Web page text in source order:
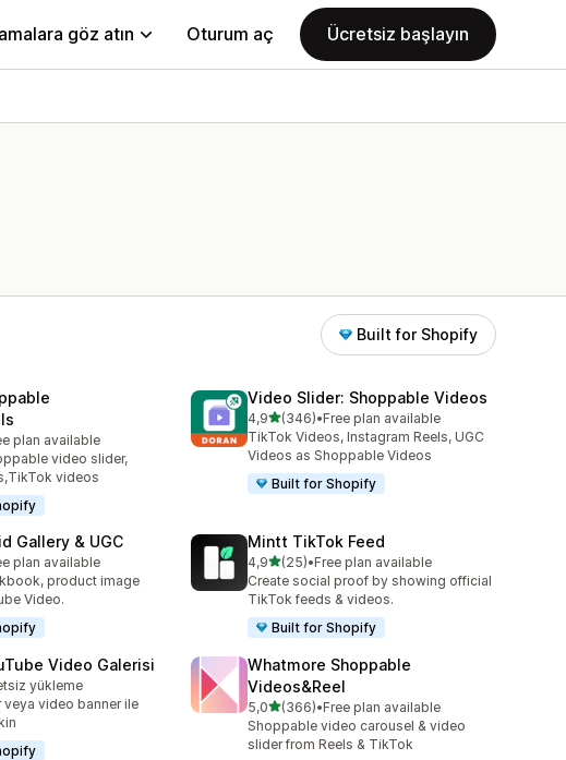
göz atın Oturum aç Ücretsiz başlayın
Built for Shopify
plan available
video slider,
videos
Video Slider: Shoppable Videos
4,95 yıldız üzerinden
(346)
toplam 346 değerlendirme
•Free plan available
TikTok Videos, Instagram Reels, UGC
Videos as Shoppable Videos
Built for Shopify
Gallery & UGC
plan available
product image
Video.
Mintt TikTok Feed
4,95 yıldız üzerinden
(25)
toplam 25 değerlendirme
•Free plan available
Create social proof by showing official
TikTok feeds & videos.
Built for Shopify
Video Galerisi
yükleme
veya video banner ile
Whatmore Shoppable
Videos&Reel
5,05 yıldız üzerinden
(366)
toplam 366 değerlendirme
•Free plan available
Shoppable video carousel & video
slider from Reels & TikTok